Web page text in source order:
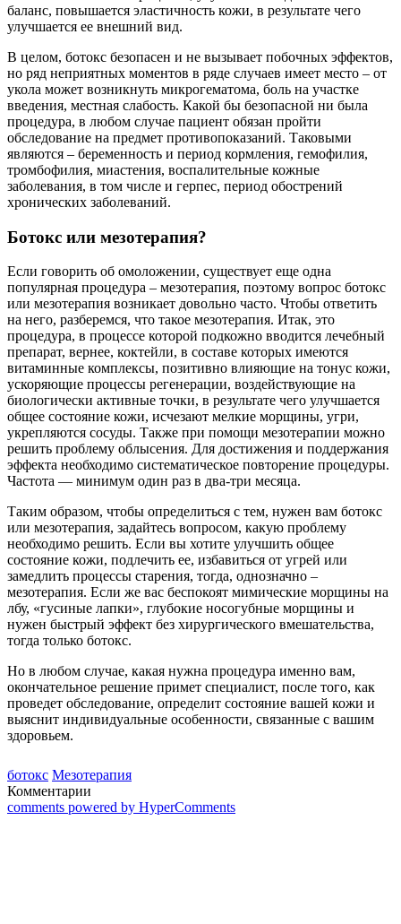
баланс, повышается эластичность кожи, в результате чего
улучшается ее внешний вид.
В целом, ботокс безопасен и не вызывает побочных эффектов,
но ряд неприятных моментов в ряде случаев имеет место – от
укола может возникнуть микрогематома, боль на участке
введения, местная слабость. Какой бы безопасной ни была
процедура, в любом случае пациент обязан пройти
обследование на предмет противопоказаний. Таковыми
являются – беременность и период кормления, гемофилия,
тромбофилия, миастения, воспалительные кожные
заболевания, в том числе и герпес, период обострений
хронических заболеваний.
Ботокс или мезотерапия?
Если говорить об омоложении, существует еще одна
популярная процедура – мезотерапия, поэтому вопрос ботокс
или мезотерапия возникает довольно часто. Чтобы ответить
на него, разберемся, что такое мезотерапия. Итак, это
процедура, в процессе которой подкожно вводится лечебный
препарат, вернее, коктейли, в составе которых имеются
витаминные комплексы, позитивно влияющие на тонус кожи,
ускоряющие процессы регенерации, воздействующие на
биологически активные точки, в результате чего улучшается
общее состояние кожи, исчезают мелкие морщины, угри,
укрепляются сосуды. Также при помощи мезотерапии можно
решить проблему облысения. Для достижения и поддержания
эффекта необходимо систематическое повторение процедуры.
Частота — минимум один раз в два-три месяца.
Таким образом, чтобы определиться с тем, нужен вам ботокс
или мезотерапия, задайтесь вопросом, какую проблему
необходимо решить. Если вы хотите улучшить общее
состояние кожи, подлечить ее, избавиться от угрей или
замедлить процессы старения, тогда, однозначно –
мезотерапия. Если же вас беспокоят мимические морщины на
лбу, «гусиные лапки», глубокие носогубные морщины и
нужен быстрый эффект без хирургического вмешательства,
тогда только ботокс.
Но в любом случае, какая нужна процедура именно вам,
окончательное решение примет специалист, после того, как
проведет обследование, определит состояние вашей кожи и
выяснит индивидуальные особенности, связанные с вашим
здоровьем.
ботокс Мезотерапия
Комментарии
comments powered by HyperComments